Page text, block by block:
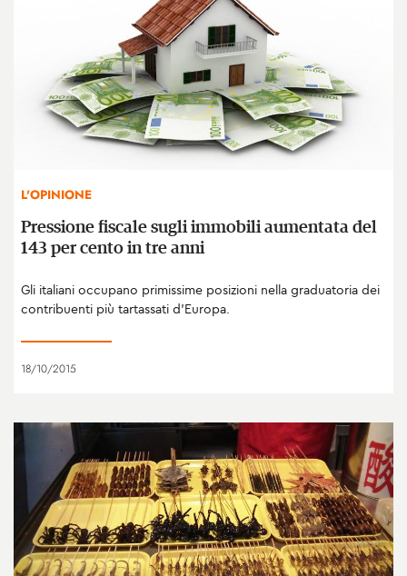
L'OPINIONE
Pressione fiscale sugli immobili aumentata del
143 per cento in tre anni
Gli italiani occupano primissime posizioni nella graduatoria dei
contribuenti più tartassati d’Europa.
18/10/2015